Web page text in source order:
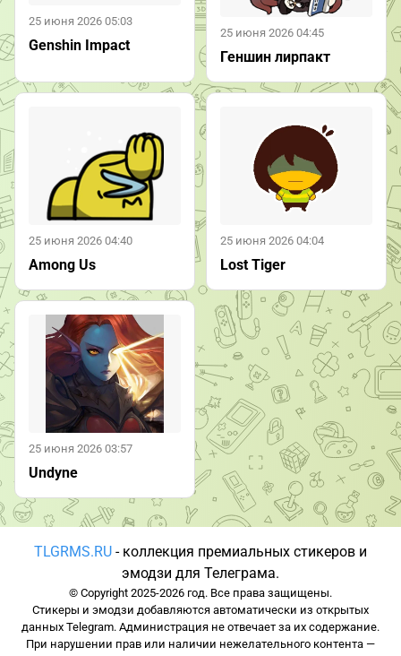
25 июня 2026 05:03
Genshin Impact
25 июня 2026 04:45
Геншин лирпакт
25 июня 2026 04:40
Among Us
25 июня 2026 04:04
Lost Tiger
25 июня 2026 03:57
Undyne
TLGRMS.RU - коллекция премиальных стикеров и
эмодзи для Телеграма.
© Copyright 2025-2026 год. Все права защищены.
Стикеры и эмодзи добавляются автоматически из открытых
данных Telegram. Администрация не отвечает за их содержание.
При нарушении прав или наличии нежелательного контента —